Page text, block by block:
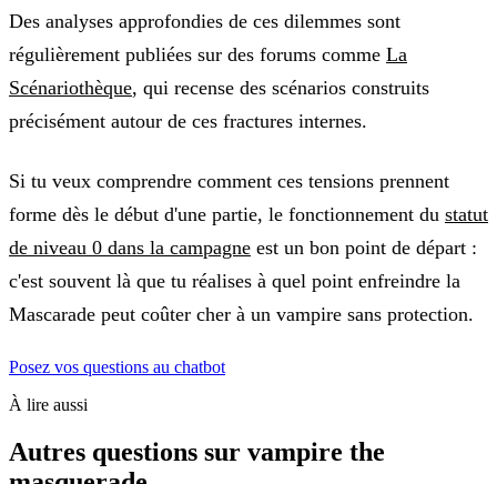
Des analyses approfondies de ces dilemmes sont
régulièrement publiées sur des forums comme La
Scénariothèque, qui recense des scénarios construits
précisément autour de ces fractures internes.
Si tu veux comprendre comment ces tensions prennent
forme dès le début d'une partie, le fonctionnement du statut
de niveau 0 dans la campagne est un bon point de départ :
c'est souvent là que tu réalises à quel point enfreindre la
Mascarade peut coûter cher à un vampire sans protection.
Posez vos questions au chatbot
À lire aussi
Autres questions sur vampire the